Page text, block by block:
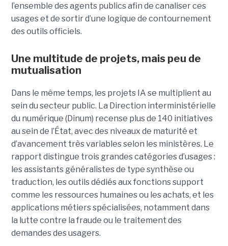
l’ensemble des agents publics afin de canaliser ces
usages et de sortir d’une logique de contournement
des outils officiels.
Une multitude de projets, mais peu de
mutualisation
Dans le même temps, les projets IA se multiplient au
sein du secteur public. La Direction interministérielle
du numérique (Dinum) recense plus de 140 initiatives
au sein de l’État, avec des niveaux de maturité et
d’avancement très variables selon les ministères. Le
rapport distingue trois grandes catégories d’usages :
les assistants généralistes de type synthèse ou
traduction, les outils dédiés aux fonctions support
comme les ressources humaines ou les achats, et les
applications métiers spécialisées, notamment dans
la lutte contre la fraude ou le traitement des
demandes des usagers.